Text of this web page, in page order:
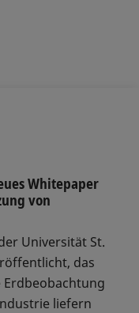
Whitepaper
von
Universität St.
das
liefern